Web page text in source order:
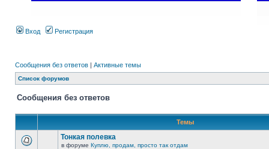
Вход Регистрация
Сообщения без ответов | Активные темы
Список форумов
Сообщения без ответов
Темы
Тонкая полевка
в форуме Куплю, продам, просто так отдам